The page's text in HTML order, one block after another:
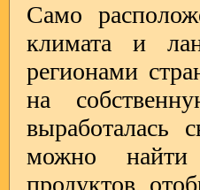
Само
климата и
регионами
на
выработалась
можно найти
продуктов,